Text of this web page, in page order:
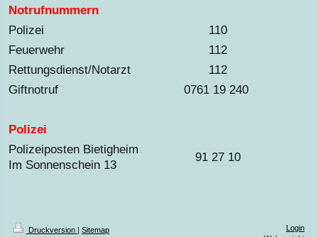
Notrufnummern
Polizei
110
Feuerwehr
112
Rettungsdienst/Notarzt
112
Giftnotruf
0761 19 240
Polizei
Polizeiposten Bietigheim
Im Sonnenschein 13
91 27 10
Druckversion | Sitemap
Login